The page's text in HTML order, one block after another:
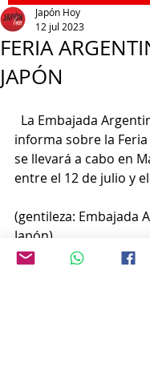
FERIA
JAPÓN
Japón Hoy
12 jul 2023
informa sobre la
se llevará a cabo en
entre el 12 de julio y
(gentileza: Embajada
Japón)